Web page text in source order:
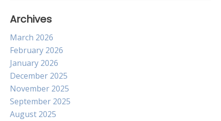
Archives
March 2026
February 2026
January 2026
December 2025
November 2025
September 2025
August 2025